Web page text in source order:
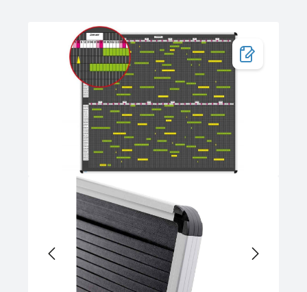
Bildergalerie überspringen